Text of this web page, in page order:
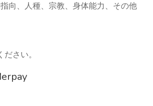
向、人種、宗教、身体能力、その他
さい。